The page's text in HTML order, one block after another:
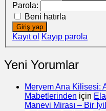
Parola:
Beni hatırla
Giriş yap
Kayıt ol Kayıp parola
Yeni Yorumlar
Meryem Ana Kilisesi:
Mabetlerinden için
Manevi Mirası – Bir